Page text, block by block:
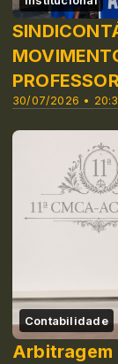
30/07/2026 •
Contabilidade
Arbitragem